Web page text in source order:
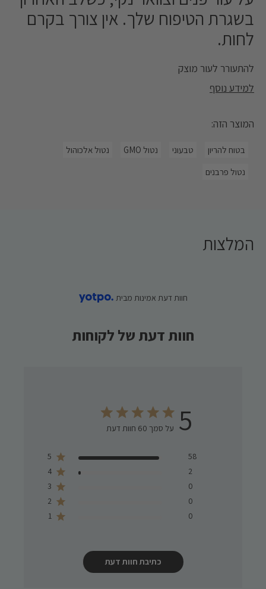
בשגרת הטיפוח שלך. אין צורך בקרם
לחות.
להתעורר לעור מוצק
למידע נוסף
באופן אקטיבי, ומעניקה אפקט הרמה ומיצוק. התמצית הבלעדית
קומפלקס Extreme™ שרותם את סודות הטבע מהמקומות
הגבוהים והנמוכים ביותר בעולם. הקומפלקס החדשני משלב
המוצר הזה:
בטוח להריון טבעוני נטול GMO
נטול אלכוהול
נטול פרבנים
המלצות
חוות דעת של לקוחות
חוות דעת אמינות מבית
5
Score of 5 out of 5 stars
על סמך 60 חוות דעת
5
58
4
2
3
0
2
0
1
0
כתיבת חוות דעת